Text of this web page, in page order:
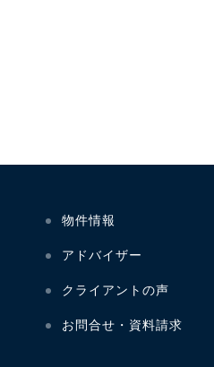
物件情報
アドバイザー
クライアントの声
お問合せ・資料請求